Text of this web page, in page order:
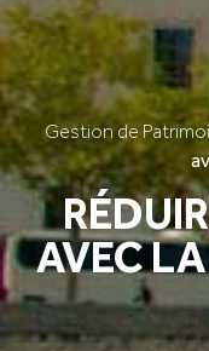
Gestion de
AVEC